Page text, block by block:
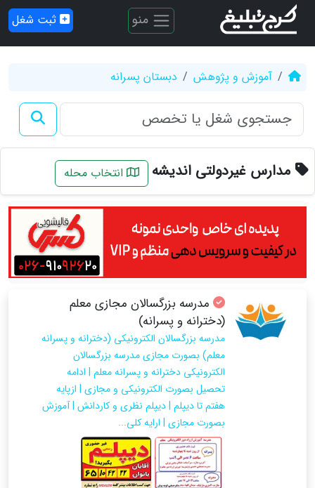
منو ثبت شغل
آموزش و پژوهش دبستان پسرانه
مدارس غیردولتی اندیشه انتخاب محله
مدرسه بزرگسالان مجازی معلم
(دخترانه و پسرانه)
مدرسه بزرگسالان الکترونیکی (دخترانه و پسرانه
معلم) بصورت مجازی مدرسه بزرگسالان
الکترونیکی دخترانه و پسرانه معلم | ادامه
تحصیل بصورت الکترونیکی و مجازی | ازپایه
هفتم تا دیپلم | دیپلم نظری و کاردانش | آموزش
بصورت مجازی | ارایه کلی...